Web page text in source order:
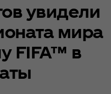
увидели
мира
FIFA™ в